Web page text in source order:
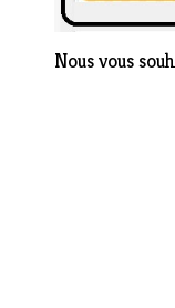
Nous vous